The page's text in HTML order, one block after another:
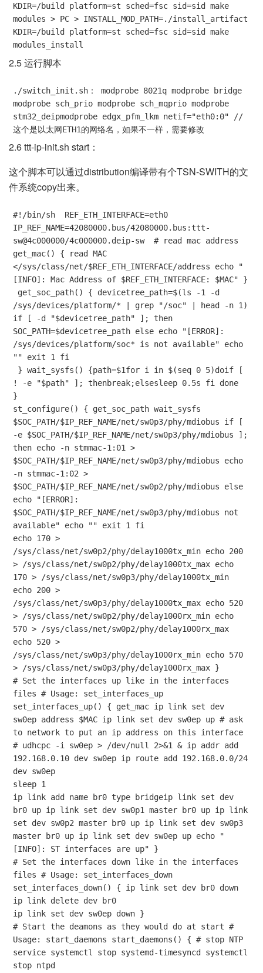
KDIR=/build platform=st sched=fsc sid=sid make
modules > PC > INSTALL_MOD_PATH=./install_artifact
KDIR=/build platform=st sched=fsc sid=sid make
modules_install
2.5 运行脚本
./switch_init.sh： modprobe 8021q modprobe bridge
modprobe sch_prio modprobe sch_mqprio modprobe
stm32_deipmodprobe edgx_pfm_lkm netif="eth0:0" //
这个是以太网ETH1的网络名，如果不一样，需要修改
2.6 ttt-ip-init.sh start：
这个脚本可以通过distribution编译带有个TSN-SWITH的文
件系统copy出来。
#!/bin/sh  REF_ETH_INTERFACE=eth0
IP_REF_NAME=42080000.bus/42080000.bus:ttt-
sw@4c000000/4c000000.deip-sw  # read mac address
get_mac() { read MAC
</sys/class/net/$REF_ETH_INTERFACE/address echo "
[INFO]: Mac Address of $REF_ETH_INTERFACE: $MAC" }
/sys/devices/platform/* | grep "/soc" | head -n 1)
if [ -d "$devicetree_path" ]; then
SOC_PATH=$devicetree_path else echo "[ERROR]:
/sys/devices/platform/soc* is not available" echo
"" exit 1 fi
! -e "$path" ]; thenbreak;elsesleep 0.5s fi done
}
st_configure() { get_soc_path wait_sysfs
$SOC_PATH/$IP_REF_NAME/net/sw0p3/phy/mdiobus if [
-e $SOC_PATH/$IP_REF_NAME/net/sw0p3/phy/mdiobus ];
then echo -n stmmac-1:01 >
$SOC_PATH/$IP_REF_NAME/net/sw0p3/phy/mdiobus echo
-n stmmac-1:02 >
$SOC_PATH/$IP_REF_NAME/net/sw0p2/phy/mdiobus else
echo "[ERROR]:
$SOC_PATH/$IP_REF_NAME/net/sw0p3/phy/mdiobus not
available" echo "" exit 1 fi
echo 170 >
/sys/class/net/sw0p2/phy/delay1000tx_min echo 200
> /sys/class/net/sw0p2/phy/delay1000tx_max echo
170 > /sys/class/net/sw0p3/phy/delay1000tx_min
echo 200 >
/sys/class/net/sw0p3/phy/delay1000tx_max echo 520
> /sys/class/net/sw0p2/phy/delay1000rx_min echo
570 > /sys/class/net/sw0p2/phy/delay1000rx_max
echo 520 >
/sys/class/net/sw0p3/phy/delay1000rx_min echo 570
> /sys/class/net/sw0p3/phy/delay1000rx_max }
# Set the interfaces up like in the interfaces
files # Usage: set_interfaces_up
set_interfaces_up() { get_mac ip link set dev
sw0ep address $MAC ip link set dev sw0ep up # ask
to network to put an ip address on this interface
# udhcpc -i sw0ep > /dev/null 2>&1 & ip addr add
192.168.0.10 dev sw0ep ip route add 192.168.0.0/24
dev sw0ep
sleep 1
ip link add name br0 type bridgeip link set dev
br0 up ip link set dev sw0p1 master br0 up ip link
set dev sw0p2 master br0 up ip link set dev sw0p3
master br0 up ip link set dev sw0ep up echo "
[INFO]: ST interfaces are up" }
# Set the interfaces down like in the interfaces
files # Usage: set_interfaces_down
set_interfaces_down() { ip link set dev br0 down
ip link delete dev br0
ip link set dev sw0ep down }
# Start the deamons as they would do at start #
Usage: start_daemons start_daemons() { # stop NTP
service systemctl stop systemd-timesyncd systemctl
stop ntpd